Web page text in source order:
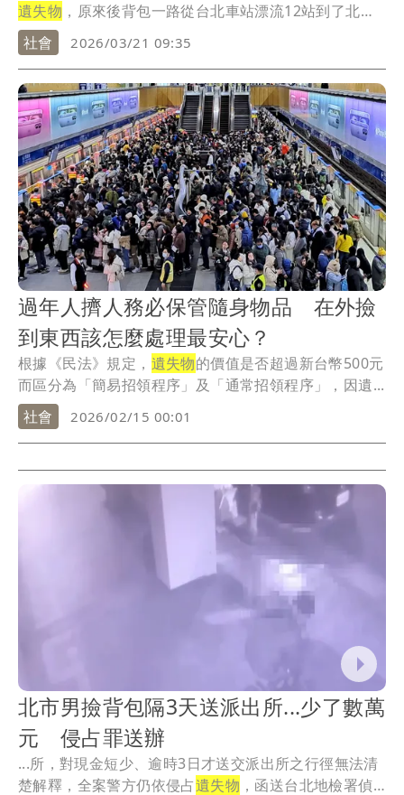
遺失物 ，原來後背包一路從台北車站漂流12站到了北
投...
社會 2026/03/21 09:35
過年人擠人務必保管隨身物品 在外撿
到東西該怎麼處理最安心？
根據《民法》規定， 遺失物的價值是否超過新台幣500元
而區分為「簡易招領程序」及「通常招領程序」，因遺...
社會
2026/02/15 00:01
北市男撿背包隔3天送派出所...少了數萬
元 侵占罪送辦
...所，對現金短少、逾時3日才送交派出所之行徑無法清
楚解釋，全案警方仍依侵占遺失物 ，函送台北地檢署偵